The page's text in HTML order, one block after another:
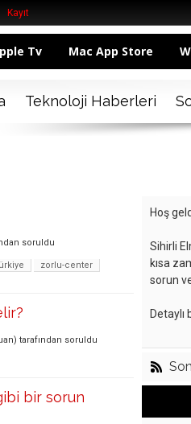
Kayıt
Tv Mac App Store
Teknoloji Haberleri
soruldu
zorlu-center
tarafından soruldu
bir sorun
Hoş
Sihirli
kısa
sorun
Detaylı